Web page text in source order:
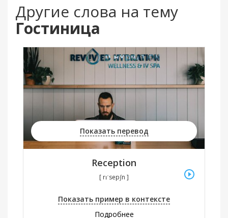
Другие слова на тему
Гостиница
Показать перевод
Reception
[ rɪˈsepʃn ]
Показать пример в контексте
Подробнее